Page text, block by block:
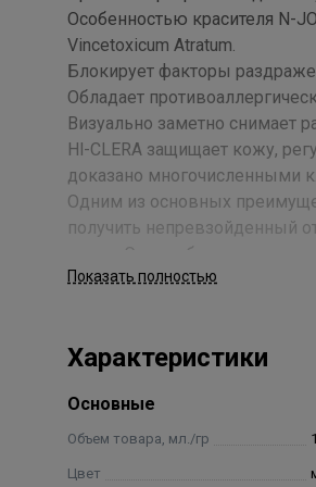
Особенностью красителя N-
Vincetoxicum Atratum.
Блокирует факторы
Обладает
Визуально заметно снимает
Hl-CLERA защищает кожу,
доказано многочисленными
Одним из основных
получить непревзойденный
ПАЛИТРА из 49 модных
Мягкая перламутровая
100% покрытия седых волос.
Максимальное покрытие
Показать полностью
Характеристики
Основные
Объем товара, мл./гр
Цвет